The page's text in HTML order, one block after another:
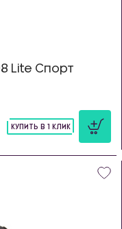
Lite Спорт
КУПИТЬ В 1 КЛИК